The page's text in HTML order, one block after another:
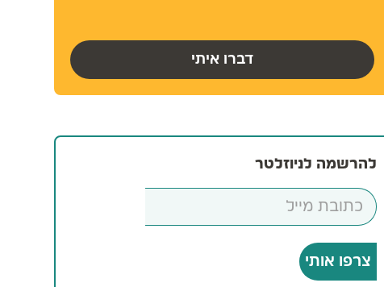
דברו איתי
להרשמה לניוזלטר
צרפו אותי